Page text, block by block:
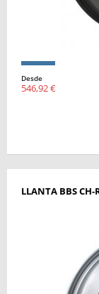
Desde
546,92 €
LLANTA BBS CH-